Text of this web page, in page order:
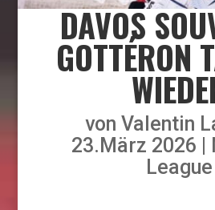
DAVOS
GOTTÉRON
vonValentin
23.März 2026
League